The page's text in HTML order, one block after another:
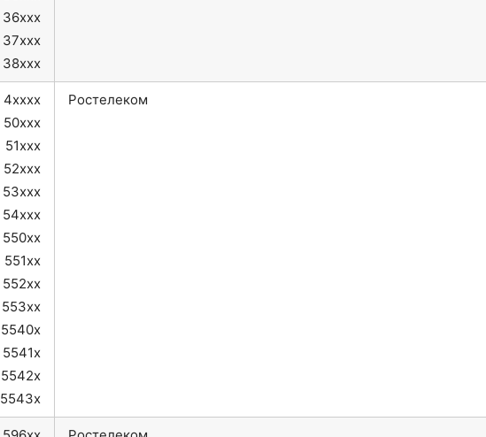
36xxx
37xxx
38xxx
4xxxx
50xxx
51xxx
52xxx
53xxx
54xxx
550xx
551xx
552xx
553xx
5540x
5541x
5542x
5543x
Ростелеком